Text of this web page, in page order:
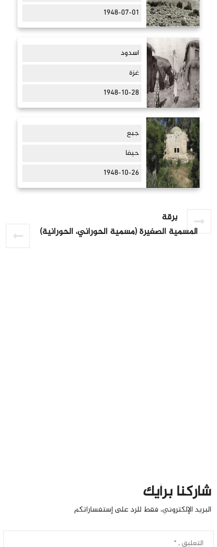
1948-07-01
اسدود
غزة
1948-10-28
جبع
حيفا
1948-10-26
برقة
المسمية الصغيرة (مسمية الحوراني، الحورانية)
شاركنا برأيك
البريد الإلكتروني، فقط للرد على إستفساراتكم